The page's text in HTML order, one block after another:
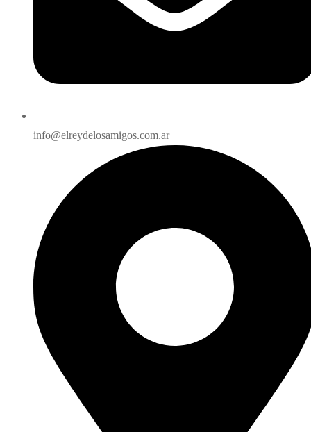
info@elreydelosamigos.com.ar